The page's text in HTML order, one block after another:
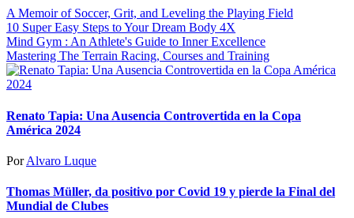
A Memoir of Soccer, Grit, and Leveling the Playing Field
10 Super Easy Steps to Your Dream Body 4X
Mind Gym : An Athlete's Guide to Inner Excellence
Mastering The Terrain Racing, Courses and Training
Renato Tapia: Una Ausencia Controvertida en la Copa
América 2024
Por Alvaro Luque
Thomas Müller, da positivo por Covid 19 y pierde la Final del
Mundial de Clubes